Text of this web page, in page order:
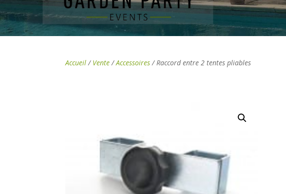
Accueil/ Vente/Accessoires/ Raccord entre 2 tentes pliables